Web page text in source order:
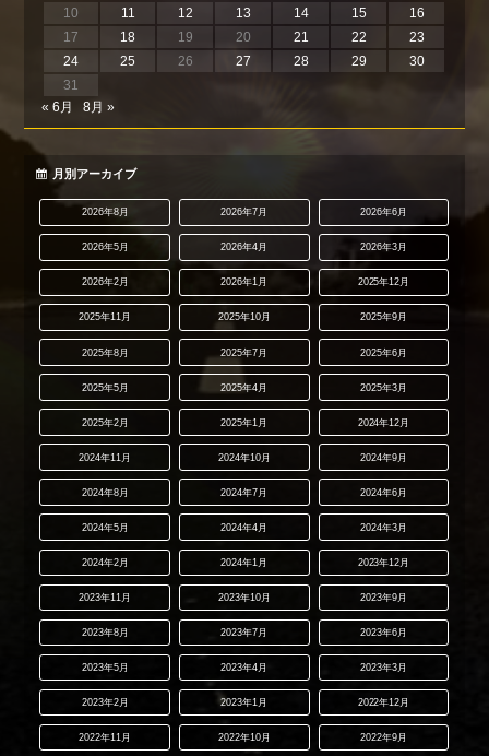
10
11 12 13 14 15
16
17
18 19 20 21 22
23
24
25 26 27 28 29
30
31
« 6月
8月 »
月別アーカイブ
2026年8月 2026年7月 2026年6月
2026年5月 2026年4月 2026年3月
2026年2月 2026年1月 2025年12月
2025年11月 2025年10月 2025年9月
2025年8月 2025年7月 2025年6月
2025年5月 2025年4月 2025年3月
2025年2月 2025年1月 2024年12月
2024年11月 2024年10月 2024年9月
2024年8月 2024年7月 2024年6月
2024年5月 2024年4月 2024年3月
2024年2月 2024年1月 2023年12月
2023年11月 2023年10月 2023年9月
2023年8月 2023年7月 2023年6月
2023年5月 2023年4月 2023年3月
2023年2月 2023年1月 2022年12月
2022年11月 2022年10月 2022年9月